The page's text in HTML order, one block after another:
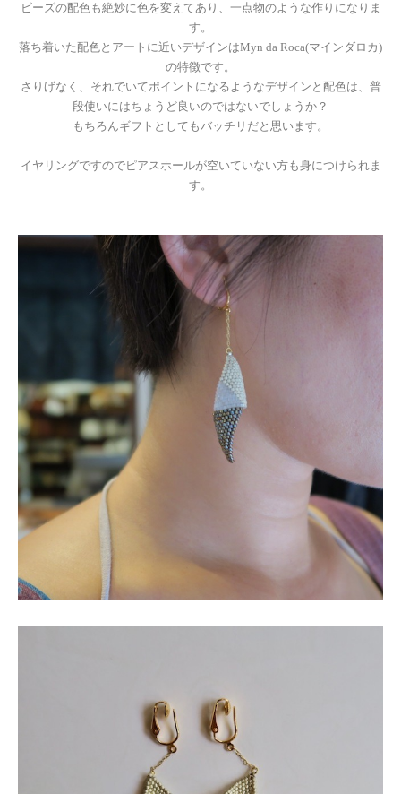
ビーズの配色も絶妙に色を変えてあり、一点物のような作りになりま
す。
落ち着いた配色とアートに近いデザインはMyn da Roca(マインダロカ)
の特徴です。
さりげなく、それでいてポイントになるようなデザインと配色は、普
段使いにはちょうど良いのではないでしょうか？
もちろんギフトとしてもバッチリだと思います。
イヤリングですのでピアスホールが空いていない方も身につけられま
す。